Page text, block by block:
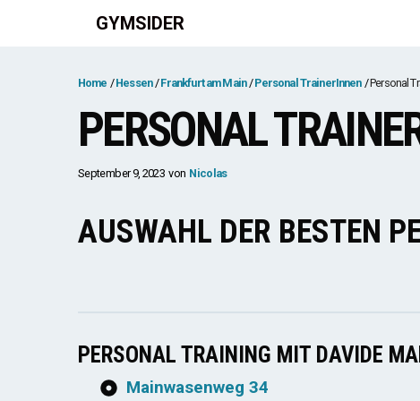
GYMSIDER
Home Hessen Frankfurt am Main Personal TrainerInnen Personal
PERSONAL
September 9, 2023 von Nicolas
AUSWAHL DER BESTEN
PERSONAL TRAINING MIT DAVIDE
Mainwasenweg 34